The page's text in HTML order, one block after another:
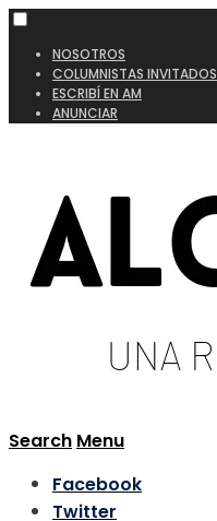
NOSOTROS
COLUMNISTAS INVITADOS
ESCRIBÍ EN AM
ANUNCIAR
Search Menu
Facebook
Twitter